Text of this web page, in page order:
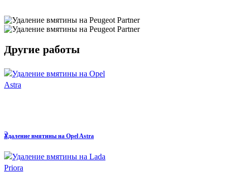
Другие работы
2
Удаление вмятины на Opel Astra